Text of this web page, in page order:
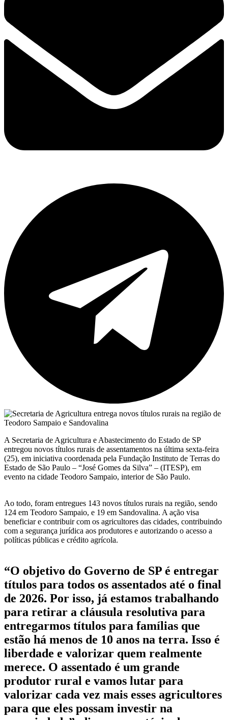
A Secretaria de Agricultura e Abastecimento do Estado de SP
entregou novos títulos rurais de assentamentos na última sexta-feira
(25), em iniciativa coordenada pela Fundação Instituto de Terras do
Estado de São Paulo – “José Gomes da Silva” – (ITESP), em
evento na cidade Teodoro Sampaio, interior de São Paulo.
Ao todo, foram entregues 143 novos títulos rurais na região, sendo
124 em Teodoro Sampaio, e 19 em Sandovalina. A ação visa
beneficiar e contribuir com os agricultores das cidades, contribuindo
com a segurança jurídica aos produtores e autorizando o acesso a
políticas públicas e crédito agrícola.
“O objetivo do Governo de SP é entregar
títulos para todos os assentados até o final
de 2026. Por isso, já estamos trabalhando
para retirar a cláusula resolutiva para
entregarmos títulos para famílias que
estão há menos de 10 anos na terra. Isso é
liberdade e valorizar quem realmente
merece. O assentado é um grande
produtor rural e vamos lutar para
valorizar cada vez mais esses agricultores
para que eles possam investir na